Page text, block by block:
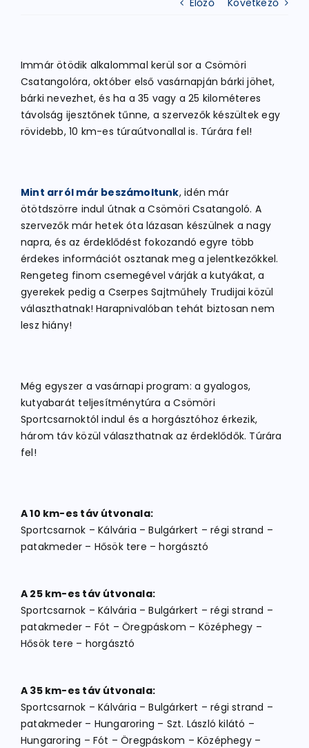
KERÉKPÁR
EGYÉB SPORTÁGAK
ELÉRHETŐSÉGEK
TAGDÍJ BEFIZETÉS
Előző Következő
Immár ötödik alkalommal kerül sor a Csömöri
Csatangolóra, október első vasárnapján bárki jöhet,
bárki nevezhet, és ha a 35 vagy a 25 kilométeres
távolság ijesztőnek tűnne, a szervezők készültek egy
rövidebb, 10 km-es túraútvonallal is. Túrára fel!
Mint arról már beszámoltunk, idén már
ötötdszörre indul útnak a Csömöri Csatangoló. A
szervezők már hetek óta lázasan készülnek a nagy
napra, és az érdeklődést fokozandó egyre több
érdekes információt osztanak meg a jelentkezőkkel.
Rengeteg finom csemegével várják a kutyákat, a
gyerekek pedig a Cserpes Sajtműhely Trudijai közül
választhatnak! Harapnivalóban tehát biztosan nem
lesz hiány!
Még egyszer a vasárnapi program: a gyalogos,
kutyabarát teljesítménytúra a Csömöri
Sportcsarnoktól indul és a horgásztóhoz érkezik,
három táv közül választhatnak az érdeklődők. Túrára
fel!
A 10 km-es táv útvonala:
Sportcsarnok – Kálvária – Bulgárkert – régi strand –
patakmeder – Hősök tere – horgásztó
A 25 km-es táv útvonala:
Sportcsarnok – Kálvária – Bulgárkert – régi strand –
patakmeder – Fót – Öregpáskom – Középhegy –
Hősök tere – horgásztó
A 35 km-es táv útvonala:
Sportcsarnok – Kálvária – Bulgárkert – régi strand –
patakmeder – Hungaroring – Szt. László kilátó –
Hungaroring – Fót – Öregpáskom – Középhegy –